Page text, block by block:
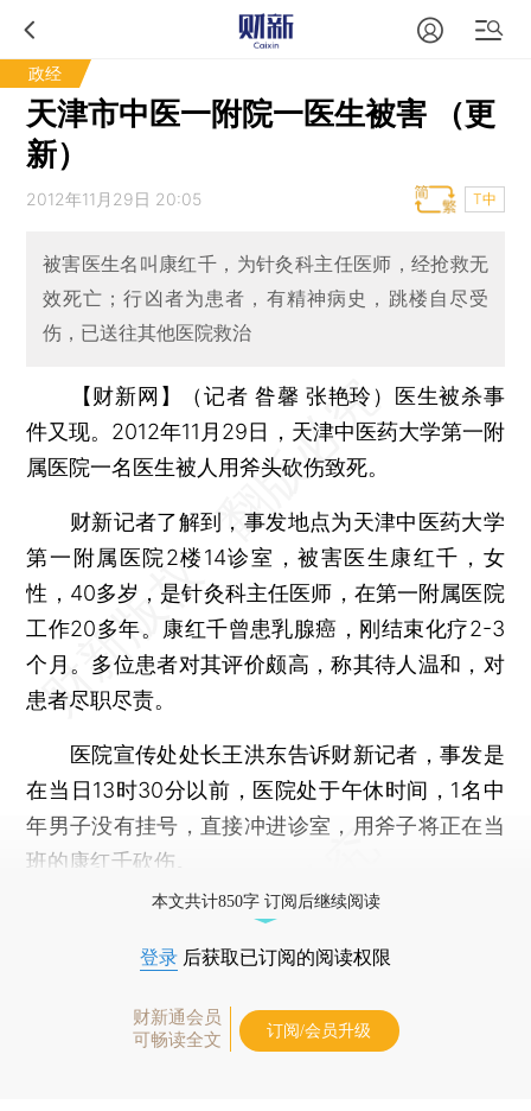
政经
天津市中医一附院一医生被害 （更
新）
2012年11月29日 20:05 T中
被害医生名叫康红千，为针灸科主任医师，经抢救无
效死亡；行凶者为患者，有精神病史，跳楼自尽受
伤，已送往其他医院救治
【财新网】（记者 昝馨 张艳玲）
医生被杀事
件又现。2012年11月29日，天津中医药大学第一附
属医院一名医生被人用斧头砍伤致死。
财新记者了解到，事发地点为天津中医药大学
第一附属医院2楼14诊室，被害医生康红千，女
性，40多岁，是针灸科主任医师，在第一附属医院
工作20多年。康红千曾患乳腺癌，刚结束化疗2-3
个月。多位患者对其评价颇高，称其待人温和，对
患者尽职尽责。
医院宣传处处长王洪东告诉财新记者，事发是
在当日13时30分以前，医院处于午休时间，1名中
年男子没有挂号，直接冲进诊室，用斧子将正在当
班的康红千砍伤。
本文共计850字 订阅后继续阅读
登录 后获取已订阅的阅读权限
财新通会员
可畅读全文
订阅/会员升级